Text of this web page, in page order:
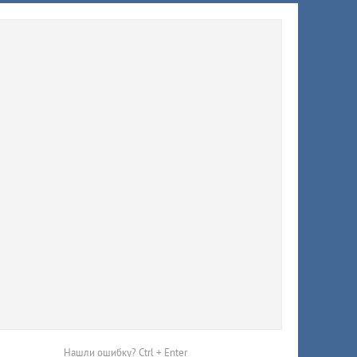
Нашли ошибку? Ctrl + Enter